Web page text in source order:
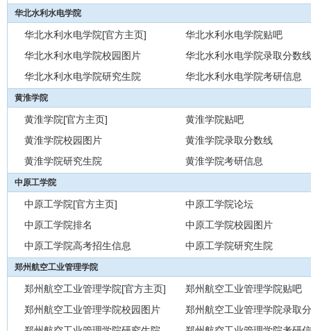
华北水利水电学院
华北水利水电学院[官方主页]
华北水利水电学院贴吧
华北水利水电学院校园图片
华北水利水电学院录取分数线
华北水利水电学院研究生院
华北水利水电学院考研信息
黄淮学院
黄淮学院[官方主页]
黄淮学院贴吧
黄淮学院校园图片
黄淮学院录取分数线
黄淮学院研究生院
黄淮学院考研信息
中原工学院
中原工学院[官方主页]
中原工学院论坛
中原工学院排名
中原工学院校园图片
中原工学院高考招生信息
中原工学院研究生院
郑州航空工业管理学院
郑州航空工业管理学院[官方主页]
郑州航空工业管理学院贴吧
郑州航空工业管理学院校园图片
郑州航空工业管理学院录取